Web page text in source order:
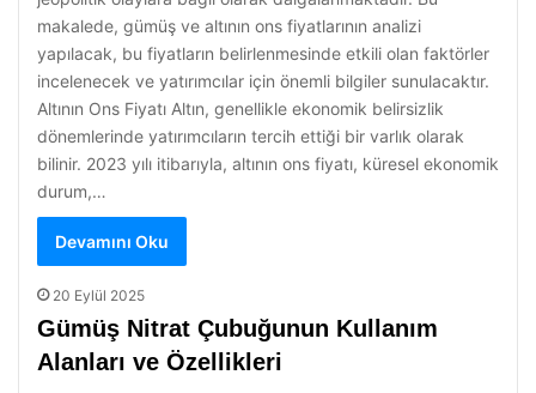
makalede, gümüş ve altının ons fiyatlarının analizi
yapılacak, bu fiyatların belirlenmesinde etkili olan faktörler
incelenecek ve yatırımcılar için önemli bilgiler sunulacaktır.
Altının Ons Fiyatı Altın, genellikle ekonomik belirsizlik
dönemlerinde yatırımcıların tercih ettiği bir varlık olarak
bilinir. 2023 yılı itibarıyla, altının ons fiyatı, küresel ekonomik
durum,…
Devamını Oku
20 Eylül 2025
Gümüş Nitrat Çubuğunun Kullanım
Alanları ve Özellikleri